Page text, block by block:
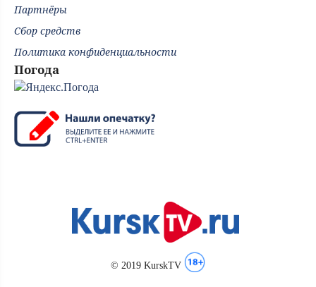
Партнёры
Сбор средств
Политика конфиденциальности
Погода
© 2019 KurskTV